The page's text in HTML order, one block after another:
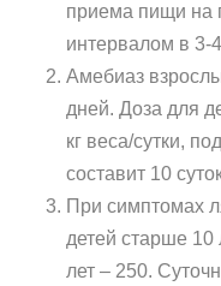
приема пищи на
интервалом в 3-
Амебиаз
дней. Доза для
кг веса/сутки,
составит 10
При симптомах
детей старше 10
лет – 250.